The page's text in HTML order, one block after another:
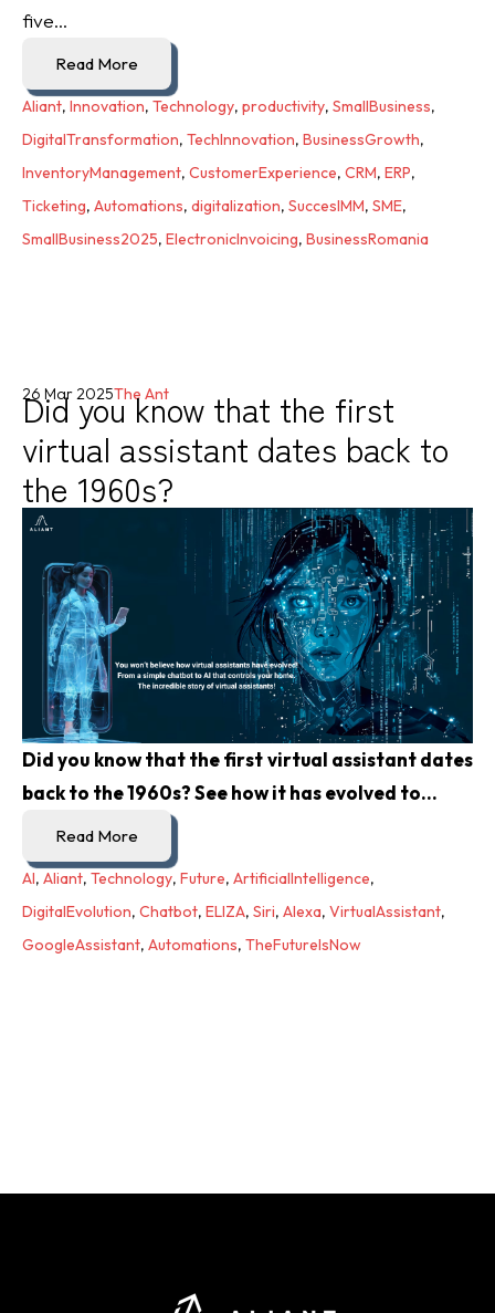
five...
Read More
Aliant, Innovation, Technology, productivity, SmallBusiness,
DigitalTransformation, TechInnovation, BusinessGrowth,
InventoryManagement, CustomerExperience, CRM, ERP,
Ticketing, Automations, digitalization, SuccesIMM, SME,
SmallBusiness2025, ElectronicInvoicing, BusinessRomania
Did you know that the first
virtual assistant dates back to
the 1960s?
26 Mar 2025The Ant
Did you know that the first virtual assistant dates
back to the 1960s? See how it has evolved to...
Read More
AI, Aliant, Technology, Future, ArtificialIntelligence,
DigitalEvolution, Chatbot, ELIZA, Siri, Alexa, VirtualAssistant,
GoogleAssistant, Automations, TheFutureIsNow